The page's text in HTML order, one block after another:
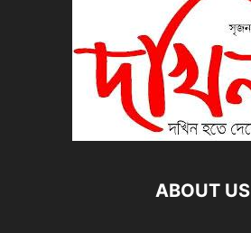
ABOUT US